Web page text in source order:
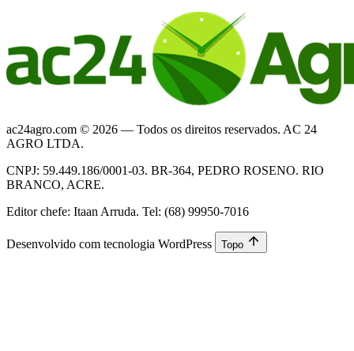
ac24agro.com © 2026 — Todos os direitos reservados. AC 24
AGRO LTDA.
CNPJ: 59.449.186/0001-03. BR-364, PEDRO ROSENO. RIO
BRANCO, ACRE.
Editor chefe: Itaan Arruda. Tel: (68) 99950-7016
Desenvolvido com tecnologia WordPress Topo